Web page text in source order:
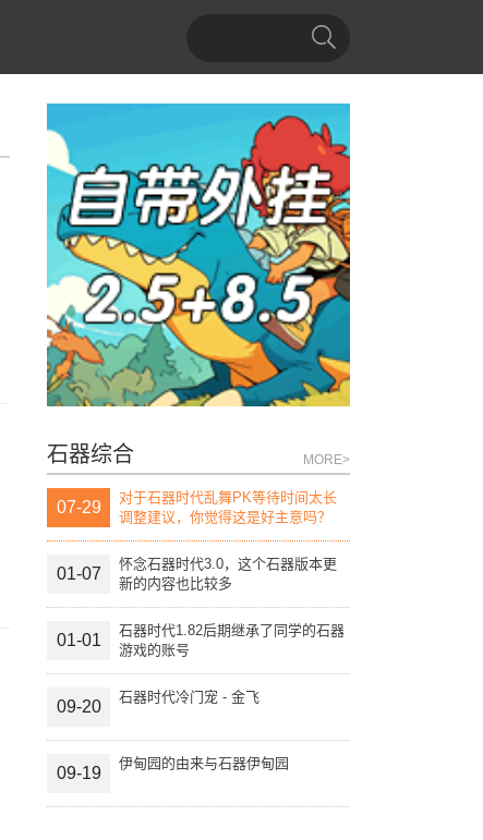
石器综合 MORE>
07-29
对于石器时代乱舞PK等待时间太长
调整建议，你觉得这是好主意吗？
01-07
怀念石器时代3.0，这个石器版本更
新的内容也比较多
01-01
石器时代1.82后期继承了同学的石器
游戏的账号
09-20
石器时代冷门宠 - 金飞
09-19
伊甸园的由来与石器伊甸园